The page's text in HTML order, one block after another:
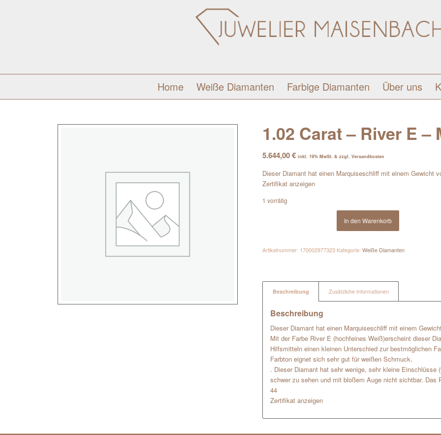
Home Weiße Diamanten Farbige Diamanten Über uns
1.02 Carat – River E –
5.644,00€ inkl. 19% MwSt. & zzgl. Versandkosten
Dieser Diamant hat einen Marquiseschliff mit einem Gewicht
Zertifikat anzeigen
1 vorrätig
In den Warenkorb
Artikelnummer: 170002977323 Kategorie:Weiße Diamanten
Beschreibung Zusätzliche Informationen
Beschreibung
Dieser Diamant hat einen Marquiseschliff mit einem
Mit der Farbe River E (hochfeines Weiß)erscheint dieser
Hilfsmitteln einen kleinen Unterschied zur bestmöglichen
Farbton eignet sich sehr gut für weißen Schmuck.
. Dieser Diamant hat sehr wenige, sehr kleine Einschlüsse
schwer zu sehen und mit bloßem Auge nicht sichtbar.
44
Zertifikat anzeigen